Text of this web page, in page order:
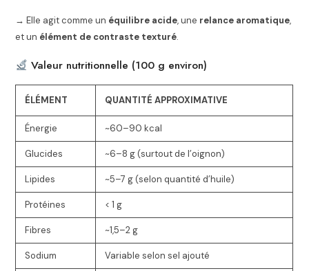
→ Elle agit comme un équilibre acide, une relance aromatique,
et un élément de contraste texturé.
Valeur nutritionnelle (100 g environ)
ÉLÉMENT QUANTITÉ APPROXIMATIVE
Énergie ~60–90 kcal
Glucides ~6–8 g (surtout de l’oignon)
Lipides ~5–7 g (selon quantité d’huile)
Protéines < 1 g
Fibres ~1,5–2 g
Sodium Variable selon sel ajouté